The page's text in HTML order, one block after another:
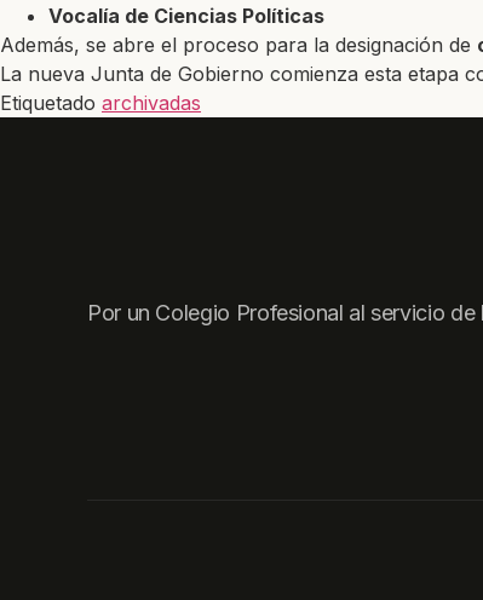
Vocalía de Ciencias Políticas
Además, se abre el proceso para la designación de
La nueva Junta de Gobierno comienza esta etapa
Etiquetado archivadas
Por un Colegio Profesional al servicio de